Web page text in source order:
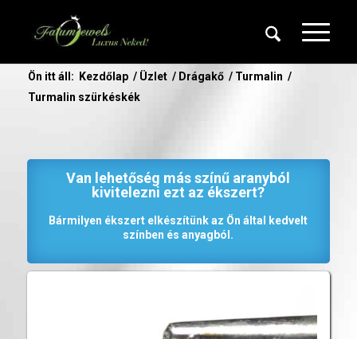
Ön itt áll: Kezdőlap / Üzlet / Drágakő / Turmalin /
Turmalin szürkéskék
Van lehetőség más színű aranyból
kivitelezni ezt az ékszert?
Bármilyen ékszert elkészítünk az Ön által kedvelt
színben és anyagból.